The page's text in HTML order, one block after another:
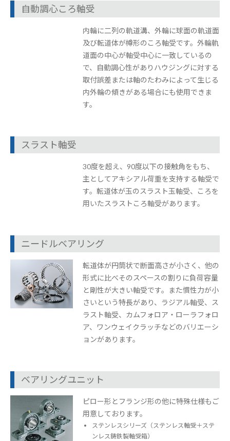
自動調心ころ軸受
内輪に二列の軌道溝、外輪に球面の軌道面
及び転道体が樽形のころ軸受です。外輪軌
道面の中心が軸受中心に一致しているの
で、自動調心性がありハウジングに対する
取付誤差または軸のたわみによって生じる
内外輪の傾きがある場合にも使用できま
す。
スラスト軸受
30度を超え、90度以下の接触角をもち、
主としてアキシアル荷重を支持する軸受で
す。転道体が玉のスラスト玉軸受、ころを
用いたスラストころ軸受があります。
ニードルベアリング
転道体が円筒状で断面高さが小さく、他の
形式に比べそのスペースの割りに負荷容量
と剛性が大きい軸受です。また慣性力が小
さいという特長があり、ラジアル軸受、ス
ラスト軸受、カムフォロア・ローラフォロ
ア、ワンウェイクラッチなどのバリエーシ
ョンがあります。
ベアリングユニット
ピロー形とフランジ形の他に特殊仕様もご
用意しております。
ステンレスシリーズ（ステンレス軸受＋ステ
ンレス鋳鉄製軸受箱）